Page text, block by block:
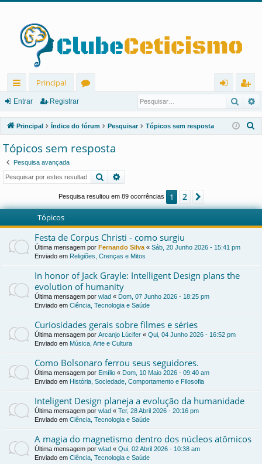
in
ks
rá
pi
d
Principal
u
ns
ra
r
eg
ist
ra
Entrar Registrar
Principal Índice do fórum Pesquisar Tópicos sem resposta
r
Tópicos sem resposta
Pesquisa avançada
Pesquisar
Pesquisa resultou em 89 ocorrências 1 2
Tópicos
Festa de Corpus Christi - como surgiu
Última mensagem por Fernando Silva « Sáb, 20 Junho 2026 - 15:41 pm
Enviado em Religiões, Crenças e Mitos
In honor of Jack Grayle: Intelligent Design plans the
evolution of humanity
Última mensagem por wlad « Dom, 07 Junho 2026 - 18:25 pm
Enviado em Ciência, Tecnologia e Saúde
Curiosidades gerais sobre filmes e séries
Última mensagem por Arcanjo Lúcifer « Qui, 04 Junho 2026 - 16:52 pm
Enviado em Música, Arte e Cultura
Como Bolsonaro ferrou seus seguidores.
Última mensagem por Emílio « Dom, 10 Maio 2026 - 09:40 am
Enviado em História, Sociedade, Comportamento e Filosofia
Inteligent Design planeja a evolução da humanidade
Última mensagem por wlad « Ter, 28 Abril 2026 - 20:16 pm
Enviado em Ciência, Tecnologia e Saúde
A magia do magnetismo dentro dos núcleos atômicos
Última mensagem por wlad « Qui, 02 Abril 2026 - 10:38 am
Enviado em Ciência, Tecnologia e Saúde